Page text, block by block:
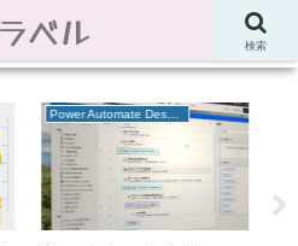
がわかる比較サイト。でしたが最近は雑
多なブログ
Power Automate Desktop
ベル 検索